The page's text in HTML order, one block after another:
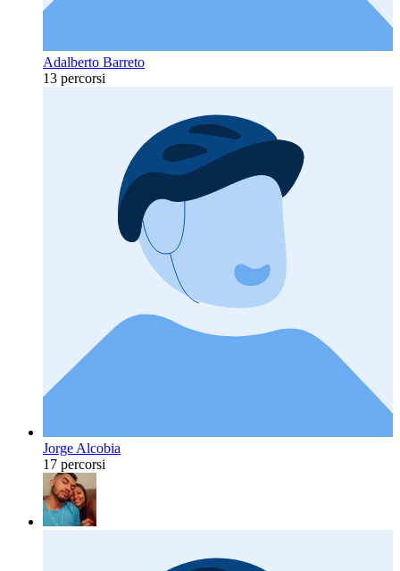
Adalberto Barreto
13 percorsi
Jorge Alcobia
17 percorsi